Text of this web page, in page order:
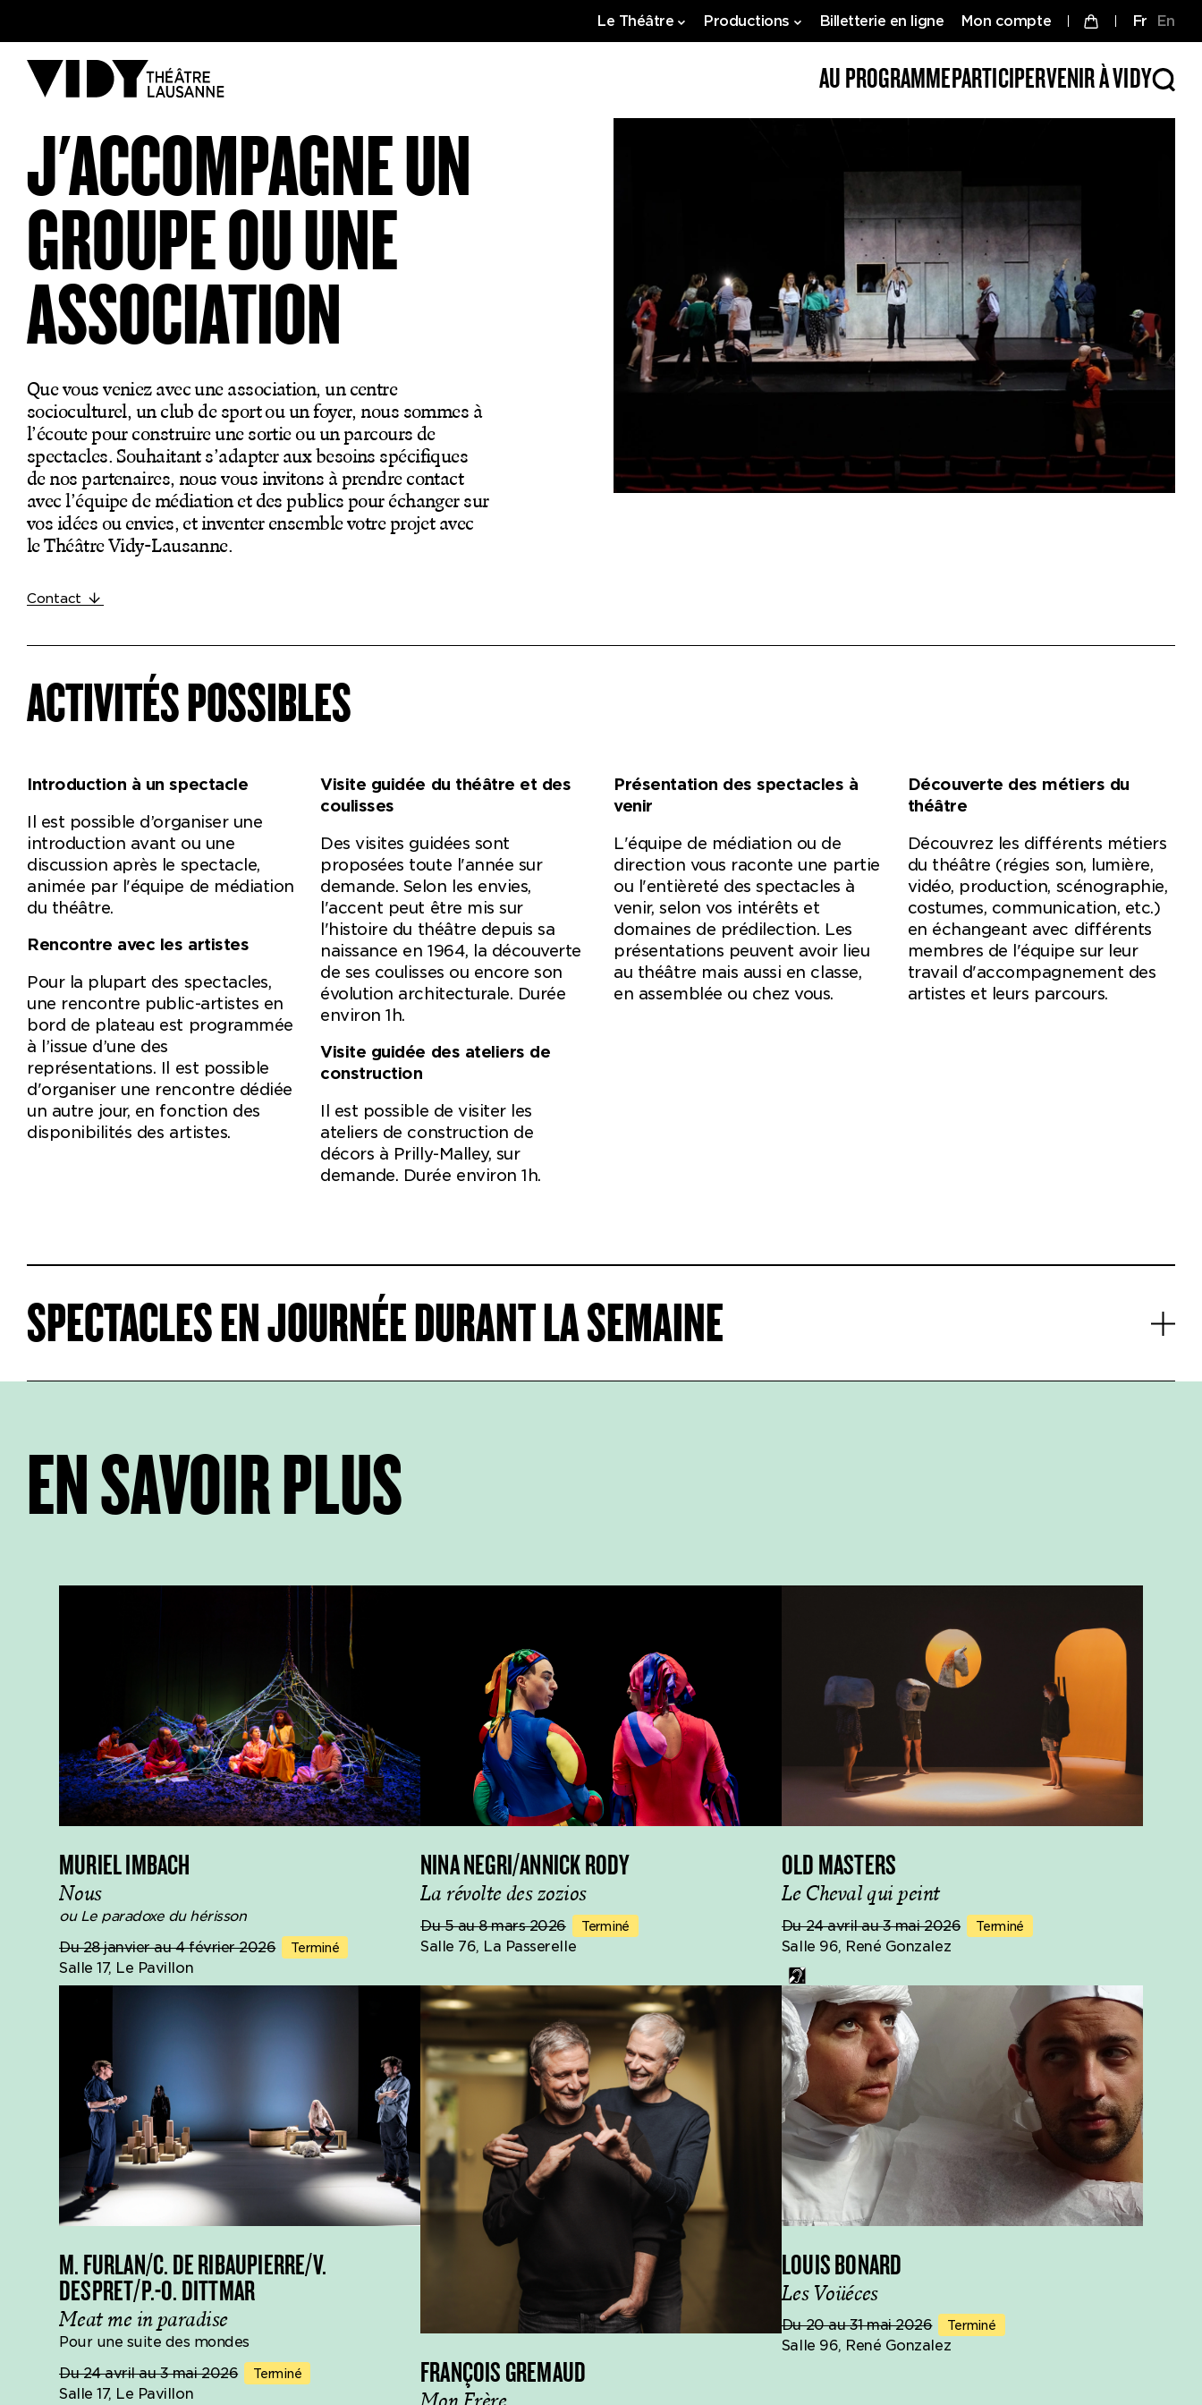
Le Théâtre Productions Billetterie en ligne Mon compte fr en
AU PROGRAMMEPARTICIPERVENIR À VIDY
AU PROGRAMME
PARTICIPER
VENIR À VIDY
Le Théâtre
Productions
Billetterie en ligne
Mon compte
J'ACCOMPAGNE UN
GROUPE OU UNE
ASSOCIATION
Que vous veniez avec une association, un centre
socioculturel, un club de sport ou un foyer, nous sommes à
l’écoute pour construire une sortie ou un parcours de
spectacles. Souhaitant s’adapter aux besoins spécifiques
de nos partenaires, nous vous invitons à prendre contact
avec l’équipe de médiation et des publics pour échanger sur
vos idées ou envies, et inventer ensemble votre projet avec
le Théâtre Vidy-Lausanne.
Contact
ACTIVITÉS POSSIBLES
Introduction à un spectacle
Il est possible d’organiser une
introduction avant ou une
discussion après le spectacle,
animée par l'équipe de médiation
du théâtre.
Rencontre avec les artistes
Pour la plupart des spectacles,
une rencontre public-artistes en
bord de plateau est programmée
à l’issue d’une des
représentations. Il est possible
d'organiser une rencontre dédiée
un autre jour, en fonction des
disponibilités des artistes.
Visite guidée du théâtre et des
coulisses
Des visites guidées sont
proposées toute l'année sur
demande. Selon les envies,
l'accent peut être mis sur
l'histoire du théâtre depuis sa
naissance en 1964, la découverte
de ses coulisses ou encore son
évolution architecturale. Durée
environ 1h.
Visite guidée des ateliers de
construction
Il est possible de visiter les
ateliers de construction de
décors à Prilly-Malley, sur
demande. Durée environ 1h.
Présentation des spectacles à
venir
L'équipe de médiation ou de
direction vous raconte une partie
ou l'entièreté des spectacles à
venir, selon vos intérêts et
domaines de prédilection. Les
présentations peuvent avoir lieu
au théâtre mais aussi en classe,
en assemblée ou chez vous.
Découverte des métiers du
théâtre
Découvrez les différents métiers
du théâtre (régies son, lumière,
vidéo, production, scénographie,
costumes, communication, etc.)
en échangeant avec différents
membres de l'équipe sur leur
travail d'accompagnement des
artistes et leurs parcours.
SPECTACLES EN JOURNÉE DURANT LA SEMAINE
EN SAVOIR PLUS
MURIEL IMBACH
Nous
ou Le paradoxe du hérisson
Du 28 janvier au 4 février 2026
Terminé
Salle 17, Le Pavillon
NINA NEGRI/ANNICK RODY
La révolte des zozios
Du 5 au 8 mars 2026 Terminé
Salle 76, La Passerelle
OLD MASTERS
Le Cheval qui peint
Du 24 avril au 3 mai 2026 Terminé
Salle 96, René Gonzalez
M. FURLAN/C. DE RIBAUPIERRE/V.
DESPRET/P.-O. DITTMAR
Meat me in paradise
Pour une suite des mondes
Du 24 avril au 3 mai 2026
Terminé
Salle 17, Le Pavillon
FRANÇOIS GREMAUD
LOUIS BONARD
Les Voüéces
Du 20 au 31 mai 2026 Terminé
Salle 96, René Gonzalez